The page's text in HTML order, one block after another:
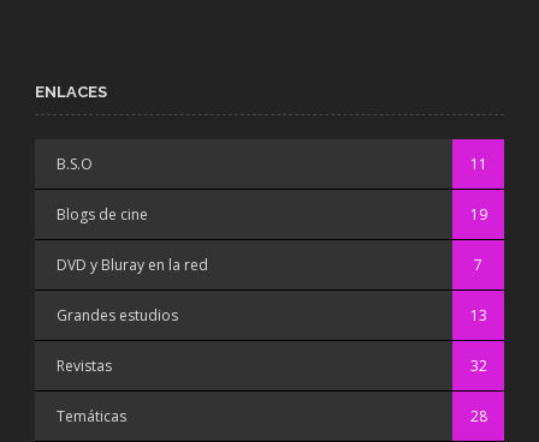
ENLACES
B.S.O 11
Blogs de cine 19
DVD y Bluray en la red 7
Grandes estudios 13
Revistas 32
Temáticas 28